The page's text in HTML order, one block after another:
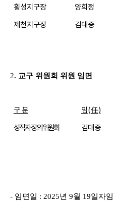
횡성지구장 양희정
제천지구장 김대중
2. 교구 위원회 위원 임면
구 분 임(任)
성직자 장의 위원회 김대중
- 임면일 : 2025년 9월 19일자임